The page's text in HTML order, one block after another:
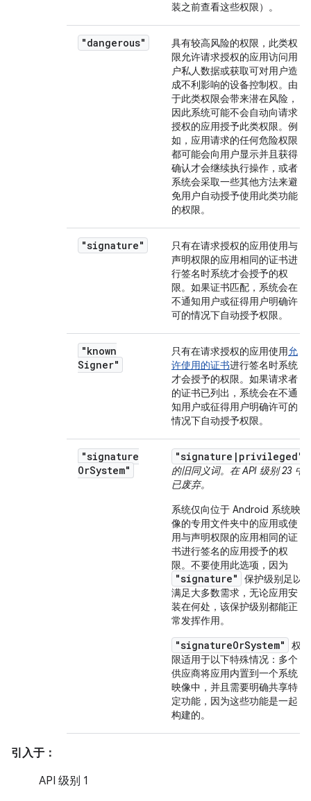
装之前查看这些权限）。
"dangerous"
具有较高风险的权限，此类权
限允许请求授权的应用访问用
户私人数据或获取可对用户造
成不利影响的设备控制权。由
于此类权限会带来潜在风险，
因此系统可能不会自动向请求
授权的应用授予此类权限。例
如，应用请求的任何危险权限
都可能会向用户显示并且获得
确认才会继续执行操作，或者
系统会采取一些其他方法来避
免用户自动授予使用此类功能
的权限。
"signature"
只有在请求授权的应用使用与
声明权限的应用相同的证书进
行签名时系统才会授予的权
限。如果证书匹配，系统会在
不通知用户或征得用户明确许
可的情况下自动授予权限。
"known
Signer"
只有在请求授权的应用使用允
许使用的证书进行签名时系统
才会授予的权限。如果请求者
的证书已列出，系统会在不通
知用户或征得用户明确许可的
情况下自动授予权限。
"signature
OrSystem"
"signature|privileged"
的旧同义词。在 API 级别 23 中
已废弃。
系统仅向位于 Android 系统映
像的专用文件夹中的应用或使
用与声明权限的应用相同的证
书进行签名的应用授予的权
限。 不要使用此选项，因为
"signature"
保护级别足以
满足大多数需求，无论应用安
装在何处，该保护级别都能正
常发挥作用。
"signatureOrSystem"
权
限适用于以下特殊情况：多个
供应商将应用内置到一个系统
映像中，并且需要明确共享特
定功能，因为这些功能是一起
构建的。
引入于：
API 级别 1